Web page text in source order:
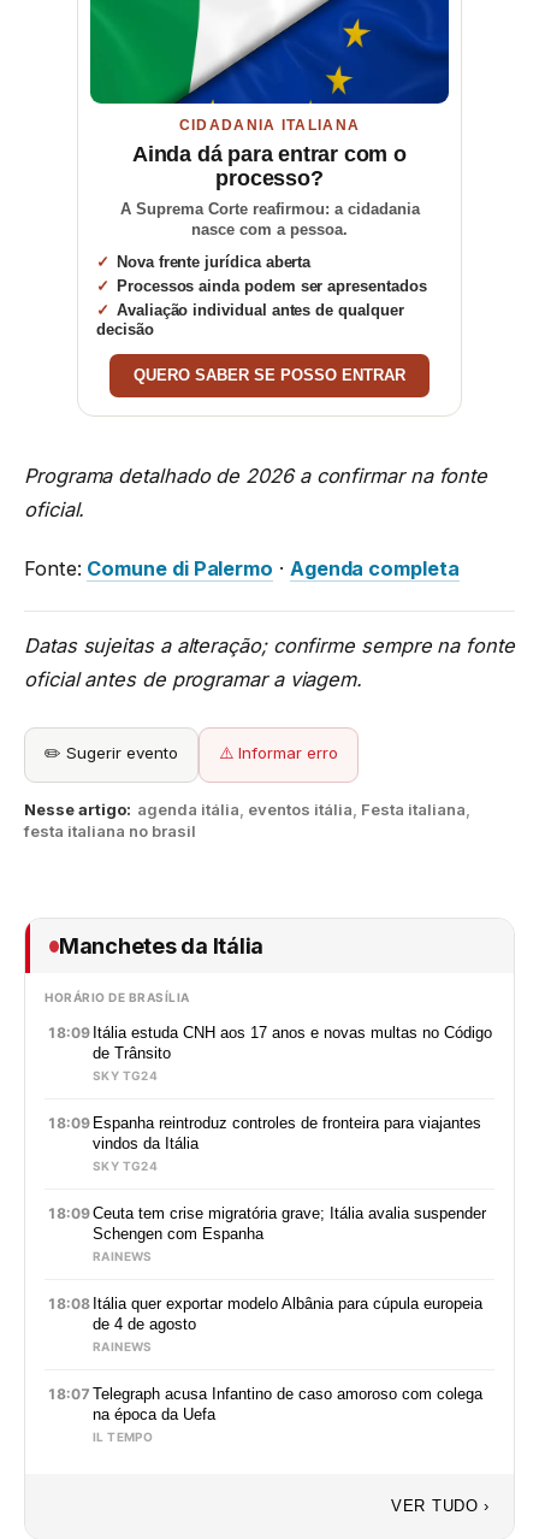
CIDADANIA ITALIANA
Ainda dá para entrar com o
processo?
A Suprema Corte reafirmou: a cidadania
nasce com a pessoa.
Nova frente jurídica aberta
Processos ainda podem ser apresentados
Avaliação individual antes de qualquer
decisão
QUERO SABER SE POSSO ENTRAR
Programa detalhado de 2026 a confirmar na fonte
oficial.
Fonte: Comune di Palermo · Agenda completa
Datas sujeitas a alteração; confirme sempre na fonte
oficial antes de programar a viagem.
✏️ Sugerir evento ⚠️ Informar erro
Nesse artigo: agenda itália, eventos itália, Festa italiana,
festa italiana no brasil
Manchetes da Itália
HORÁRIO DE BRASÍLIA
18:09 Itália estuda CNH aos 17 anos e novas multas no Código
de Trânsito
SKY TG24
18:09 Espanha reintroduz controles de fronteira para viajantes
vindos da Itália
SKY TG24
18:09Ceuta tem crise migratória grave; Itália avalia suspender
Schengen com Espanha
RAINEWS
18:08 Itália quer exportar modelo Albânia para cúpula europeia
de 4 de agosto
RAINEWS
18:07 Telegraph acusa Infantino de caso amoroso com colega
na época da Uefa
IL TEMPO
VER TUDO ›